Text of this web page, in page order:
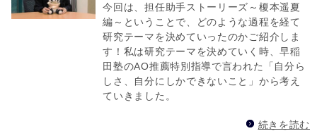
今回は、担任助手ストーリーズ～榎本遥夏
編～ということで、どのような過程を経て
研究テーマを決めていったのかご紹介しま
す！私は 研究テーマを決めていく時、早稲
田塾のAO推薦特別指導で言われた「自分ら
しさ、自分にしかできないこと」から考え
ていきました。
続きを読む